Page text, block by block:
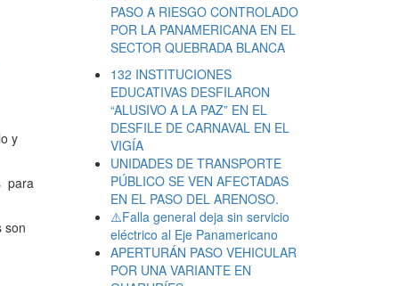
y
para
son
PASO A RIESGO CONTROLADO
POR LA PANAMERICANA EN EL
SECTOR QUEBRADA BLANCA
132 INSTITUCIONES
EDUCATIVAS DESFILARON
“ALUSIVO A LA PAZ” EN EL
DESFILE DE CARNAVAL EN EL
VIGÍA
UNIDADES DE TRANSPORTE
PÚBLICO SE VEN AFECTADAS
EN EL PASO DEL ARENOSO.
⚠️Falla general deja sin servicio
eléctrico al Eje Panamericano
APERTURÁN PASO VEHICULAR
POR UNA VARIANTE EN